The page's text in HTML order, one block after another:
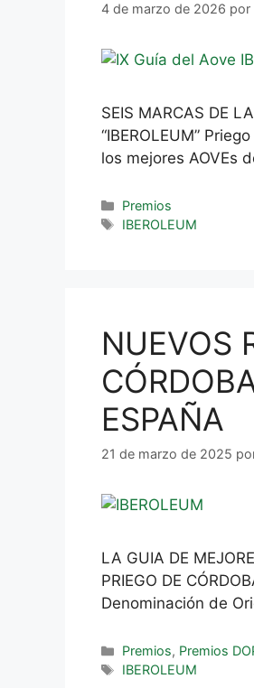
4 de marzo de 2026 por
SEIS MARCAS DE
“IBEROLEUM”
los mejores AOVEs
Premios
IBEROLEUM
NUEVOS
ESPAÑA
21 de marzo de 2025
LA GUIA DE
PRIEGO DE
Denominación de
Premios, Premios
IBEROLEUM